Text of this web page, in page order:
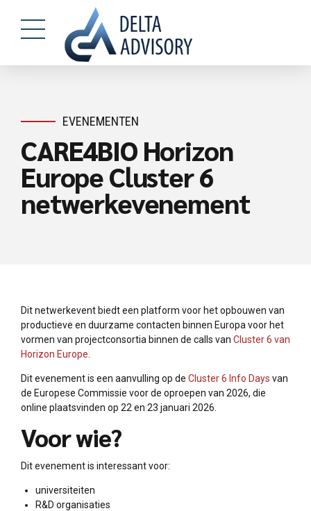
EVENEMENTEN
CARE4BIO Horizon
Europe Cluster 6
netwerkevenement
Dit netwerkevent biedt een platform voor het opbouwen van
productieve en duurzame contacten binnen Europa voor het
vormen van projectconsortia binnen de calls van Cluster 6 van
Horizon Europe
Dit evenement is een aanvulling op de Cluster 6 Info Days van
de Europese Commissie voor de oproepen van 2026, die
online plaatsvinden op 22 en 23 januari 2026.
Voor wie?
Dit evenement is interessant voor:
universiteiten
R&D organisaties